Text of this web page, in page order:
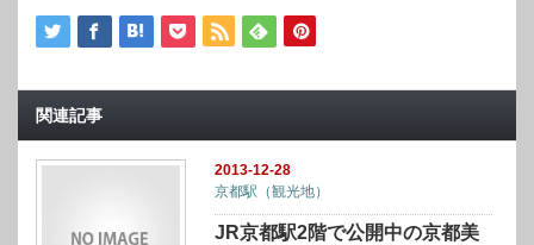
関連記事
2013-12-28
京都駅（観光地）
JR京都駅2階で公開中の京都美